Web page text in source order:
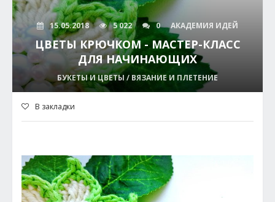
15.05.2018 5 022 0 АКАДЕМИЯ ИДЕЙ
ЦВЕТЫ КРЮЧКОМ - МАСТЕР-КЛАСС
ДЛЯ НАЧИНАЮЩИХ
БУКЕТЫ И ЦВЕТЫ / ВЯЗАНИЕ И ПЛЕТЕНИЕ
В закладки